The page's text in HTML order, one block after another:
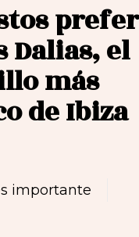
Dalias, el
más
de Ibiza
importante